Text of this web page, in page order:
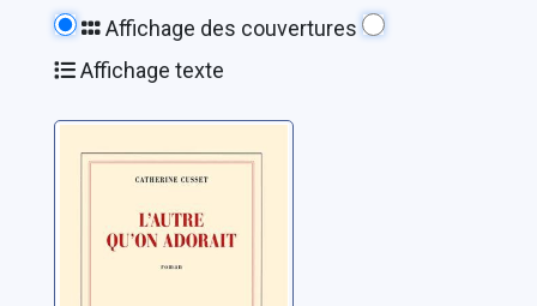
Affichage des couvertures
Affichage texte
L'autre qu'on
adorait
Cusset, Catherine